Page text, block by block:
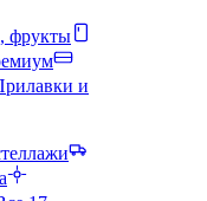
фрукты
и